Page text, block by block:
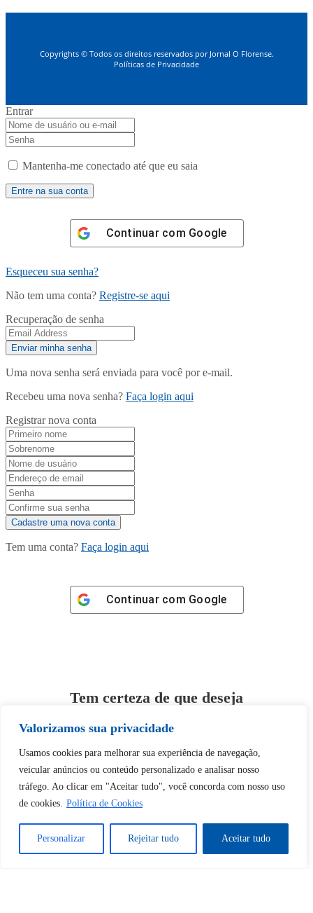
Valorizamos sua privacidade
Usamos cookies para melhorar sua experiência de navegação,
veicular anúncios ou conteúdo personalizado e analisar nosso
tráfego. Ao clicar em "Aceitar tudo", você concorda com nosso uso
de cookies. Política de Cookies
Personalizar Rejeitar tudo Aceitar tudo
Copyrights © Todos os direitos reservados por Jornal O Florense.
Políticas de Privacidade
Entrar
Mantenha-me conectado até que eu saia
Continuar com Google
Esqueceu sua senha?
Não tem uma conta? Registre-se aqui
Recuperação de senha
Uma nova senha será enviada para você por e-mail.
Recebeu uma nova senha? Faça login aqui
Registrar nova conta
Tem uma conta? Faça login aqui
Continuar com Google
Tem certeza de que deseja
Desbloquear esquerda : 0